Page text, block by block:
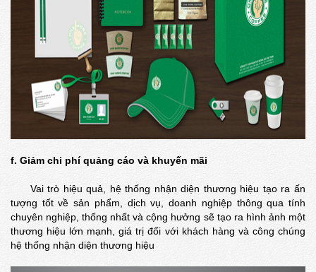
f. Giảm chi phí quảng cáo và khuyến mãi
Vai trò hiệu quả, hệ thống nhận diện thương hiệu tạo ra ấn
tượng tốt về sản phẩm, dịch vụ, doanh nghiệp thông qua tính
chuyên nghiệp, thống nhất và cộng hưởng sẽ tạo ra hình ảnh một
thương hiệu lớn mạnh, giá trị đối với khách hàng và công chúng
hệ thống nhận diện thương hiệu